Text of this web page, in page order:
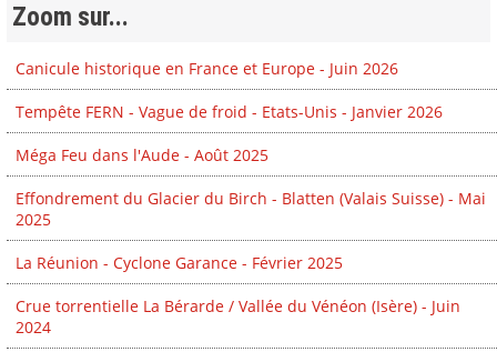
Zoom sur...
Canicule historique en France et Europe - Juin 2026
Tempête FERN - Vague de froid - Etats-Unis - Janvier 2026
Méga Feu dans l'Aude - Août 2025
Effondrement du Glacier du Birch - Blatten (Valais Suisse) - Mai
2025
La Réunion - Cyclone Garance - Février 2025
Crue torrentielle La Bérarde / Vallée du Vénéon (Isère) - Juin
2024